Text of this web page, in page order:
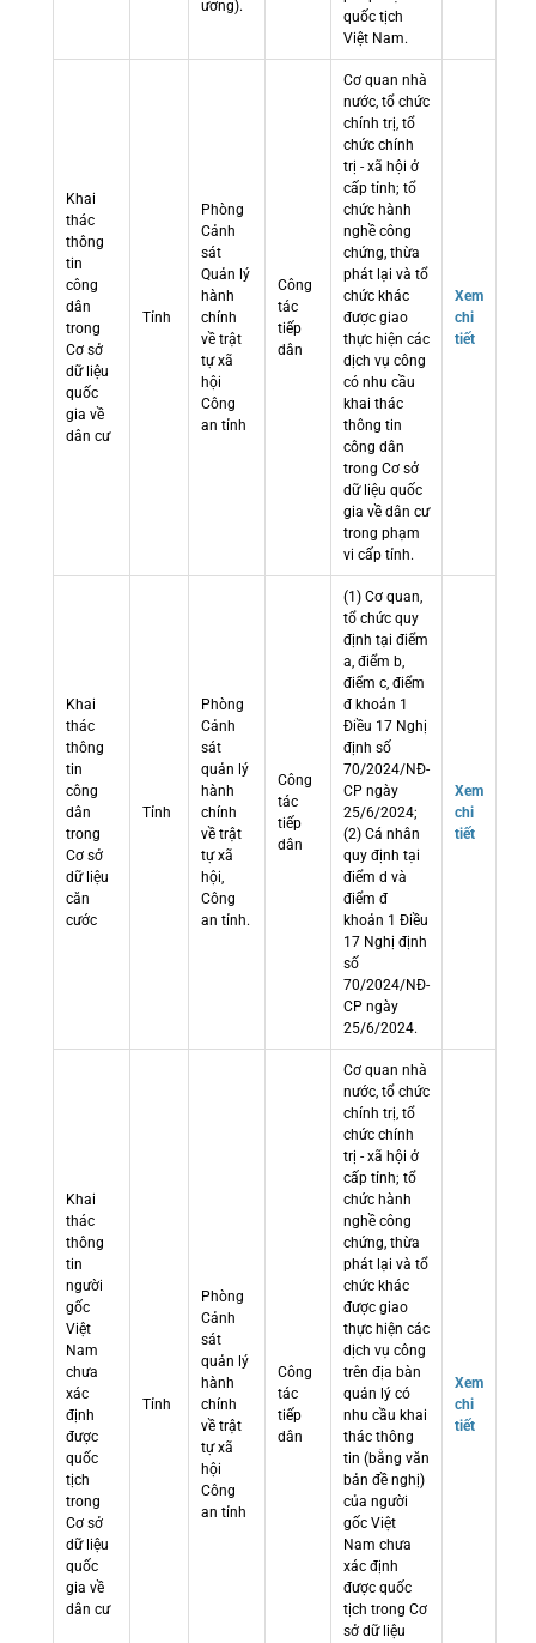
ương).
quốc tịch
Việt Nam.
Khai
thác
thông
tin
công
dân
trong
Cơ sở
dữ liệu
quốc
gia về
dân cư
Tỉnh
Phòng
Cảnh
sát
Quản lý
hành
chính
về trật
tự xã
hội
Công
an tỉnh
Công
tác
tiếp
dân
Cơ quan nhà
nước, tổ chức
chính trị, tổ
chức chính
trị - xã hội ở
cấp tỉnh; tổ
chức hành
nghề công
chứng, thừa
phát lại và tổ
chức khác
được giao
thực hiện các
dịch vụ công
có nhu cầu
khai thác
thông tin
công dân
trong Cơ sở
dữ liệu quốc
gia về dân cư
trong phạm
vi cấp tỉnh.
Xem
chi
tiết
Khai
thác
thông
tin
công
dân
trong
Cơ sở
dữ liệu
căn
cước
Tỉnh
Phòng
Cảnh
sát
quản lý
hành
chính
về trật
tự xã
hội,
Công
an tỉnh.
Công
tác
tiếp
dân
(1) Cơ quan,
tổ chức quy
định tại điểm
a, điểm b,
điểm c, điểm
đ khoản 1
Điều 17 Nghị
định số
70/2024/NĐ-
CP ngày
25/6/2024;
(2) Cá nhân
quy định tại
điểm d và
điểm đ
khoản 1 Điều
17 Nghị định
số
70/2024/NĐ-
CP ngày
25/6/2024.
Xem
chi
tiết
Khai
thác
thông
tin
người
gốc
Việt
Nam
chưa
xác
định
được
quốc
tịch
trong
Cơ sở
dữ liệu
quốc
gia về
dân cư
Tỉnh
Phòng
Cảnh
sát
quản lý
hành
chính
về trật
tự xã
hội
Công
an tỉnh
Công
tác
tiếp
dân
Cơ quan nhà
nước, tổ chức
chính trị, tổ
chức chính
trị - xã hội ở
cấp tỉnh; tổ
chức hành
nghề công
chứng, thừa
phát lại và tổ
chức khác
được giao
thực hiện các
dịch vụ công
trên địa bàn
quản lý có
nhu cầu khai
thác thông
tin (bằng văn
bản đề nghị)
của người
gốc Việt
Nam chưa
xác định
được quốc
tịch trong Cơ
sở dữ liệu
Xem
chi
tiết